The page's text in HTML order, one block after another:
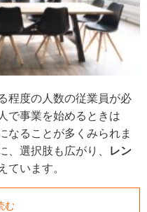
程度の人数の従業員が必
で事業を始めるときは
なることが多くみられま
、選択肢も広がり、
レン
ています。
む